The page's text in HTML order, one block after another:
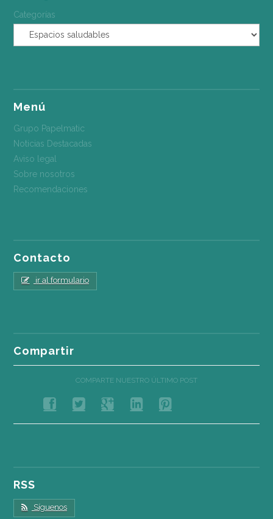
Categorías
Menú
Grupo Papelmatic
Noticias Destacadas
Aviso legal
Sobre nosotros
Recomendaciones
Contacto
ir al formulario
Compartir
COMPARTE NUESTRO ÚLTIMO POST
RSS
Síguenos